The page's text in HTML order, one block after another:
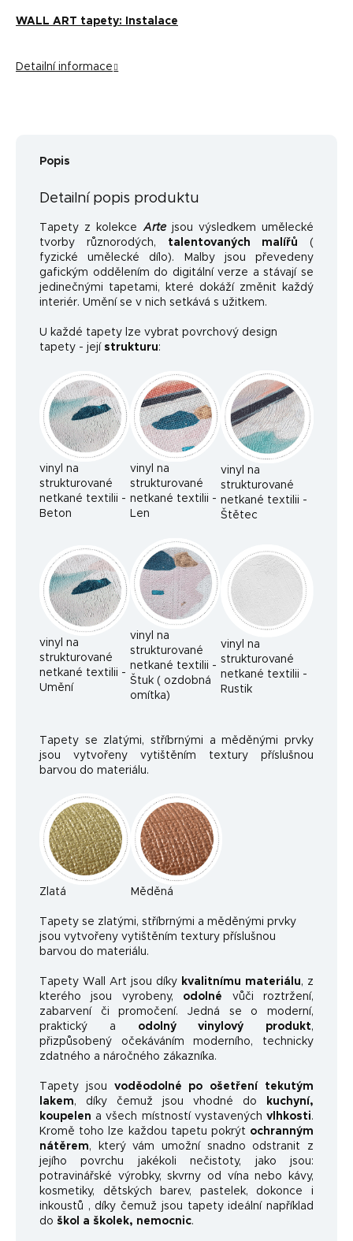
WALL ART tapety: Instalace
Detailní informace
Popis
Detailní popis produktu
Tapety z kolekceArtejsou výsledkem umělecké
tvorby různorodých,
talentovaných malířů (
fyzické umělecké dílo). Malby jsou převedeny
gafickým oddělením do digitální verze a stávají se
jedinečnými tapetami, které dokáží změnit každý
interiér. Umění se v nich setkává s užitkem.
U každé tapety lze vybrat povrchový design
tapety - její strukturu:
vinyl na
strukturované
netkané textilii -
Beton
vinyl na
strukturované
netkané textilii -
Len
vinyl na
strukturované
netkané textilii -
Štětec
vinyl na
strukturované
netkané textilii -
Umění
vinyl na
strukturované
netkané textilii -
Štuk ( ozdobná
omítka)
vinyl na
strukturované
netkané textilii -
Rustik
Tapety se zlatými, stříbrnými a měděnými prvky
jsou vytvořeny vytištěním textury příslušnou
barvou do materiálu.
Zlatá Měděná
Tapety se zlatými, stříbrnými a měděnými prvky
jsou vytvořeny vytištěním textury příslušnou
barvou do materiálu.
Tapety Wall Art jsou díky kvalitnímu materiálu, z
kterého jsou vyrobeny, odolné vůči roztržení,
zabarvení či promočení. Jedná se o moderní,
praktický a
odolný vinylový produkt,
přizpůsobený očekáváním moderního, technicky
zdatného a náročného zákazníka.
Tapety jsou voděodolné po ošetření tekutým
lakem, díky čemuž jsou vhodné do
kuchyní,
koupelen a všech místností vystavených vlhkosti.
Kromě toho lze každou tapetu pokrýt ochranným
nátěrem, který vám umožní snadno odstranit z
jejího povrchu jakékoli nečistoty, jako jsou:
potravinářské výrobky, skvrny od vína nebo kávy,
kosmetiky, dětských barev, pastelek, dokonce i
inkoustů , díky čemuž jsou tapety ideální například
do škol a školek, nemocnic.